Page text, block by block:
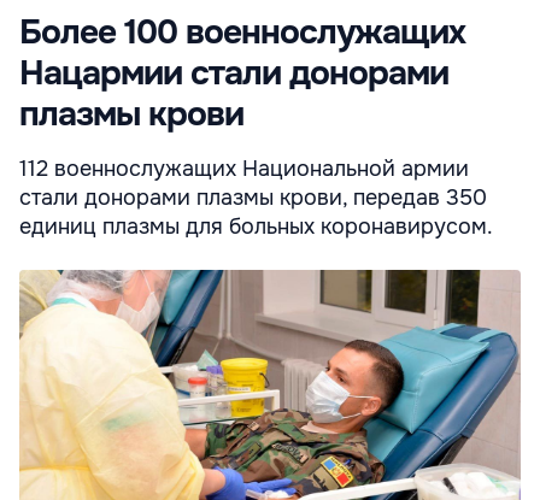
Более 100 военнослужащих
Нацармии стали донорами
плазмы крови
112 военнослужащих Националь­ной армии
стали донорами плазмы крови, передав 350
единиц плазмы для больных коронавирусом.